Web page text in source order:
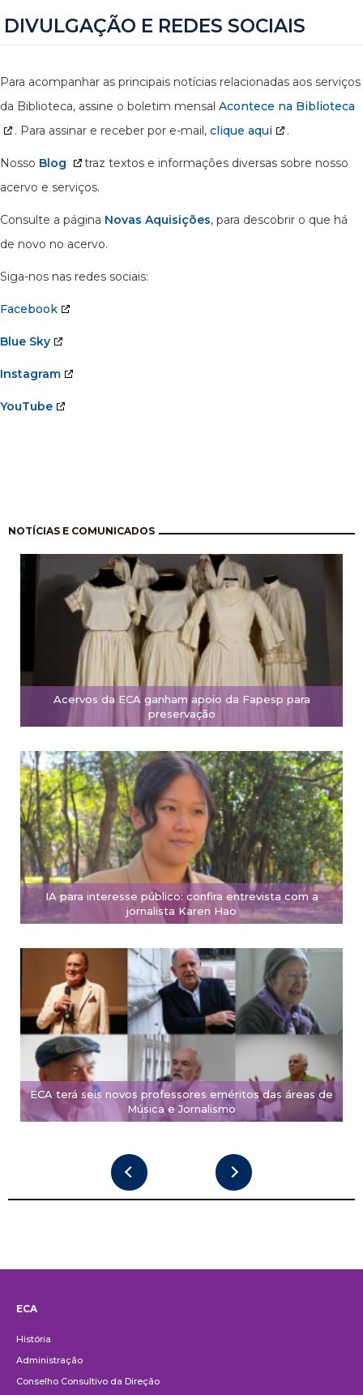
DIVULGAÇÃO E REDES SOCIAIS
Para acompanhar as principais notícias relacionadas aos serviços
da Biblioteca, assine o boletim mensal Acontece na Biblioteca
. Para assinar e receber por e-mail, clique aqui .
Nosso Blog
traz textos e informações diversas sobre nosso
acervo e serviços.
Consulte a página Novas Aquisições, para descobrir o que há
de novo no acervo.
Siga-nos nas redes sociais:
Facebook
Blue Sky
Instagram
YouTube
NOTÍCIAS E COMUNICADOS
Acervos da ECA ganham apoio da Fapesp para
preservação
IA para interesse público: confira entrevista com a
jornalista Karen Hao
ECA terá seis novos professores eméritos das áreas de
Música e Jornalismo
Paginação
ECA
História
Administração
Conselho Consultivo da Direção